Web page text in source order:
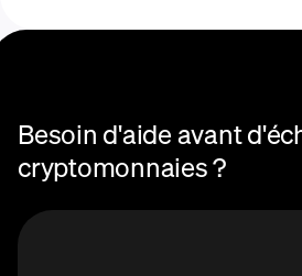
échanges
Besoin d'aide avant
cryptomonnaies ?